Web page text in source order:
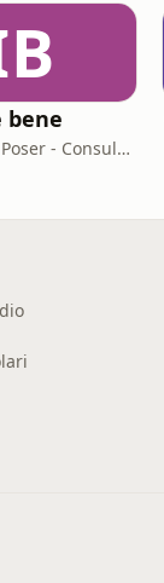
bene
Alessandro Poser - Consulente Finanziario Fineco